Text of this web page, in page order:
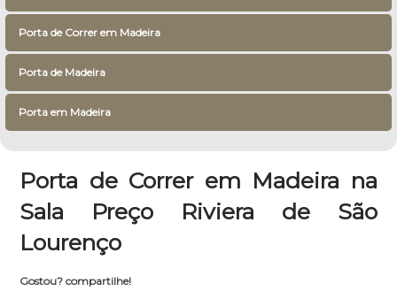
Porta de Correr em Madeira
Porta de Madeira
Porta em Madeira
Porta de Correr em Madeira na
Sala Preço Riviera de São
Lourenço
Gostou? compartilhe!